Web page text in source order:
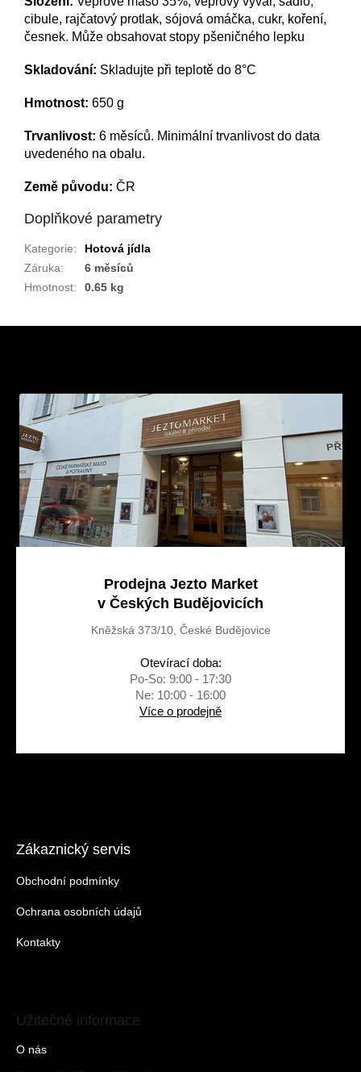
cibule, rajčatový protlak, sójová omáčka, cukr, koření,
česnek. Může obsahovat stopy pšeničného lepku
Skladování: Skladujte při teplotě do 8°C
Hmotnost: 650 g
Trvanlivost: 6 měsíců. Minimální trvanlivost do data
uvedeného na obalu.
Země původu: ČR
Doplňkové parametry
Kategorie:
Hotová jídla
Záruka:
6 měsíců
Hmotnost: 0.65 kg
Prodejna Jezto Market
v Českých Budějovicích
Kněžská 373/10, České Budějovice
Otevírací doba:
Po-So: 9:00 - 17:30
Ne: 10:00 - 16:00
Více o prodejně
Zákaznický servis
Obchodní podmínky
Ochrana osobních údajů
Kontakty
Užitečné informace
O nás